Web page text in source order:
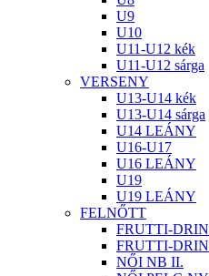
U9
U10
U11-U12 kék
U11-U12 sárga
VERSENY
U13-U14 kék
U13-U14 sárga
U14 LEÁNY
U16-U17
U16 LEÁNY
U19
U19 LEÁNY
FELNŐTT
FRUTTI-
FRUTTI-
NŐI NB II.